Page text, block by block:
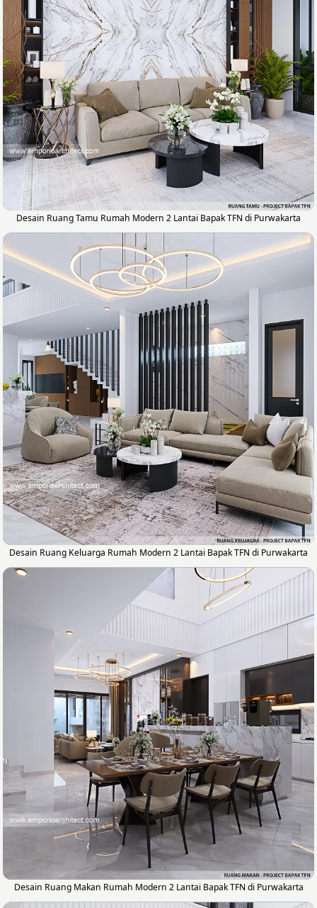
Desain Ruang Tamu Rumah Modern 2 Lantai Bapak TFN di Purwakarta
Desain Ruang Keluarga Rumah Modern 2 Lantai Bapak TFN di Purwakarta
Desain Ruang Makan Rumah Modern 2 Lantai Bapak TFN di Purwakarta